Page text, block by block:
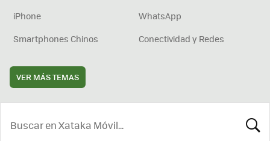
iPhone
WhatsApp
Smartphones Chinos
Conectividad y Redes
VER MÁS TEMAS